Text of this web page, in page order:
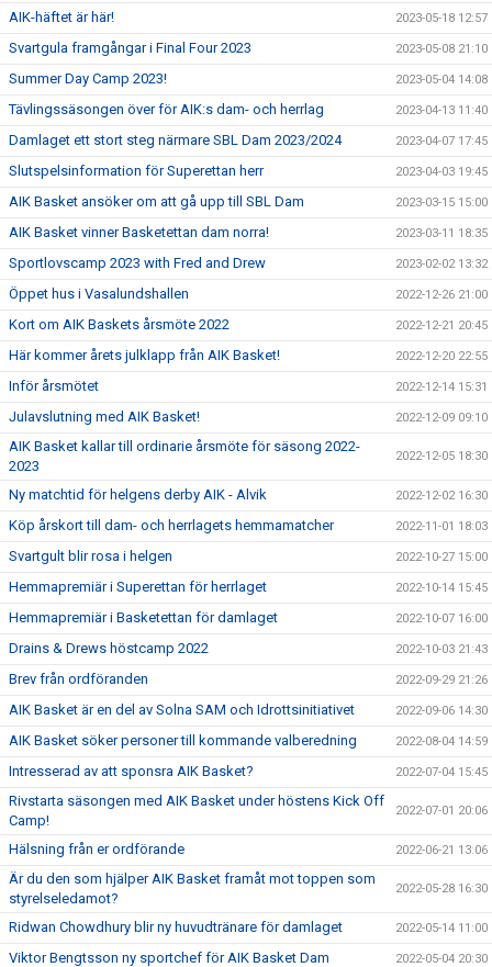
AIK-häftet är här! 2023-05-18 12:57
Svartgula framgångar i Final Four 2023 2023-05-08 21:10
Summer Day Camp 2023! 2023-05-04 14:08
Tävlingssäsongen över för AIK:s dam- och herrlag 2023-04-13 11:40
Damlaget ett stort steg närmare SBL Dam 2023/2024 2023-04-07 17:45
Slutspelsinformation för Superettan herr 2023-04-03 19:45
AIK Basket ansöker om att gå upp till SBL Dam 2023-03-15 15:00
AIK Basket vinner Basketettan dam norra! 2023-03-11 18:35
Sportlovscamp 2023 with Fred and Drew 2023-02-02 13:32
Öppet hus i Vasalundshallen 2022-12-26 21:00
Kort om AIK Baskets årsmöte 2022 2022-12-21 20:45
Här kommer årets julklapp från AIK Basket! 2022-12-20 22:55
Inför årsmötet 2022-12-14 15:31
Julavslutning med AIK Basket! 2022-12-09 09:10
AIK Basket kallar till ordinarie årsmöte för säsong 2022-
2023
2022-12-05 18:30
Ny matchtid för helgens derby AIK - Alvik 2022-12-02 16:30
Köp årskort till dam- och herrlagets hemmamatcher 2022-11-01 18:03
Svartgult blir rosa i helgen 2022-10-27 15:00
Hemmapremiär i Superettan för herrlaget 2022-10-14 15:45
Hemmapremiär i Basketettan för damlaget 2022-10-07 16:00
Drains & Drews höstcamp 2022 2022-10-03 21:43
Brev från ordföranden 2022-09-29 21:26
AIK Basket är en del av Solna SAM och Idrottsinitiativet 2022-09-06 14:30
AIK Basket söker personer till kommande valberedning 2022-08-04 14:59
Intresserad av att sponsra AIK Basket? 2022-07-04 15:45
Rivstarta säsongen med AIK Basket under höstens Kick Off
Camp!
2022-07-01 20:06
Hälsning från er ordförande 2022-06-21 13:06
Är du den som hjälper AIK Basket framåt mot toppen som
styrelseledamot?
2022-05-28 16:30
Ridwan Chowdhury blir ny huvudtränare för damlaget 2022-05-14 11:00
Viktor Bengtsson ny sportchef för AIK Basket Dam 2022-05-04 20:30